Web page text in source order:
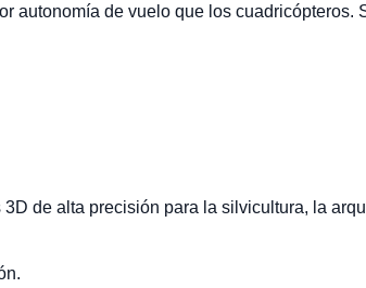
autonomía de vuelo que los cuadricópteros.
de alta precisión para la silvicultura, la